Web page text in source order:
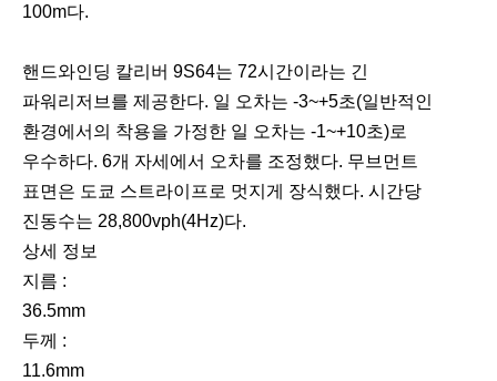
100m다.
핸드와인딩 칼리버 9S64는 72시간이라는 긴
파워리저브를 제공한다. 일 오차는 -3~+5초(일반적인
환경에서의 착용을 가정한 일 오차는 -1~+10초)로
우수하다. 6개 자세에서 오차를 조정했다. 무브먼트
표면은 도쿄 스트라이프로 멋지게 장식했다. 시간당
진동수는 28,800vph(4Hz)다.
상세 정보
지름 :
36.5mm
두께 :
11.6mm